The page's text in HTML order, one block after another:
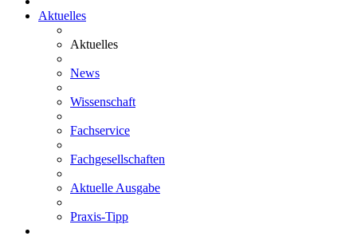
Aktuelles
Aktuelles
News
Wissenschaft
Fachservice
Fachgesellschaften
Aktuelle Ausgabe
Praxis-Tipp